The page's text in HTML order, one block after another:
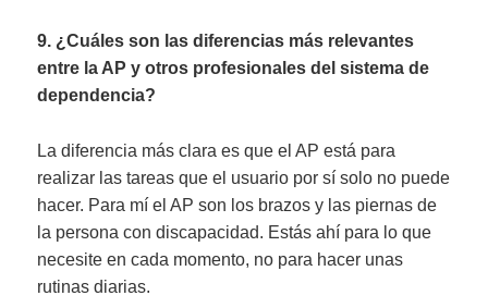
9. ¿Cuáles son las diferencias más relevantes
entre la AP y otros profesionales del sistema de
dependencia?
La diferencia más clara es que el AP está para
realizar las tareas que el usuario por sí solo no puede
hacer. Para mí el AP son los brazos y las piernas de
la persona con discapacidad. Estás ahí para lo que
necesite en cada momento, no para hacer unas
rutinas diarias.